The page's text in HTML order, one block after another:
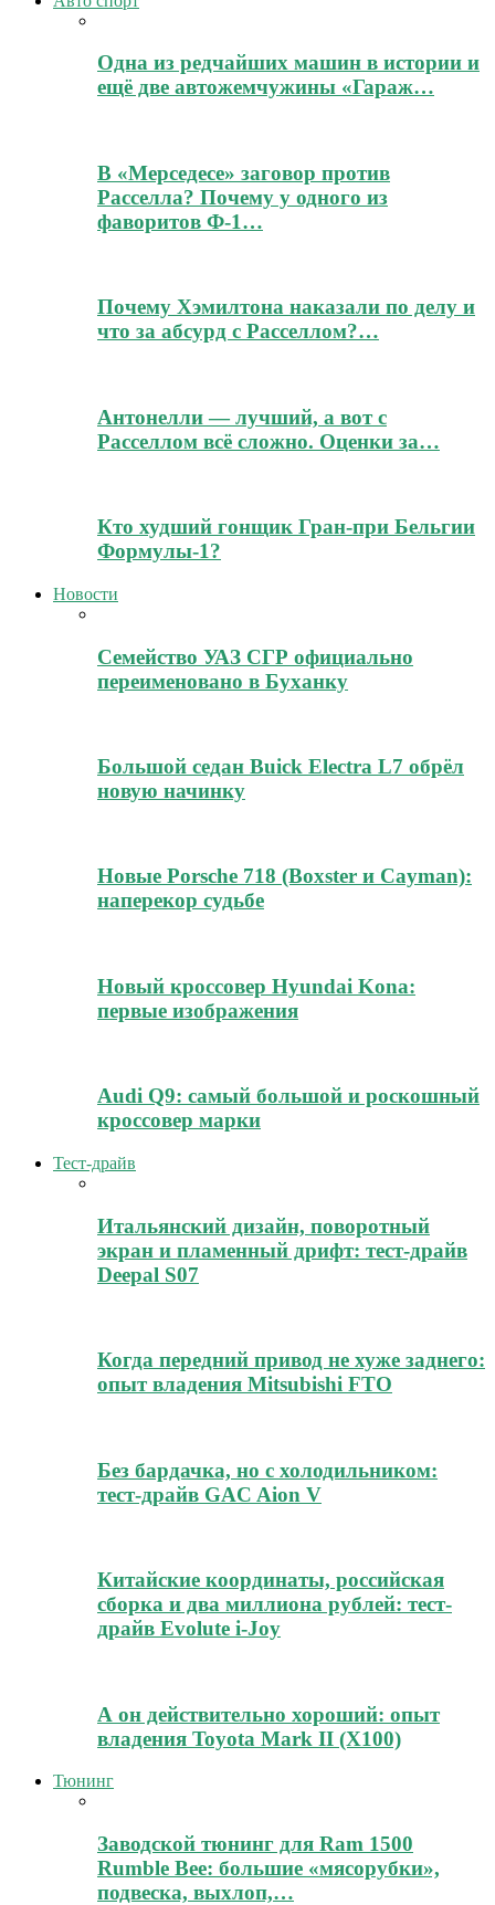
Одна из редчайших машин в истории и
ещё две автожемчужины «Гараж…
В «Мерседесе» заговор против
Расселла? Почему у одного из
фаворитов Ф-1…
Почему Хэмилтона наказали по делу и
что за абсурд с Расселлом?…
Антонелли — лучший, а вот с
Расселлом всё сложно. Оценки за…
Кто худший гонщик Гран-при Бельгии
Формулы-1?
Новости
Семейство УАЗ СГР официально
переименовано в Буханку
Большой седан Buick Electra L7 обрёл
новую начинку
Новые Porsche 718 (Boxster и Cayman):
наперекор судьбе
Новый кроссовер Hyundai Kona:
первые изображения
Audi Q9: самый большой и роскошный
кроссовер марки
Тест-драйв
Итальянский дизайн, поворотный
экран и пламенный дрифт: тест-драйв
Deepal S07
Когда передний привод не хуже заднего:
опыт владения Mitsubishi FTO
Без бардачка, но с холодильником:
тест-драйв GAC Aion V
Китайские координаты, российская
сборка и два миллиона рублей: тест-
драйв Evolute i-Joy
А он действительно хороший: опыт
владения Toyota Mark II (Х100)
Тюнинг
Заводской тюнинг для Ram 1500
Rumble Bee: большие «мясорубки»,
подвеска, выхлоп,…